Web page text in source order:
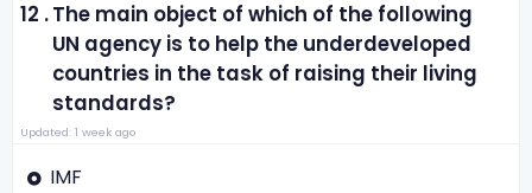
12 .The main object of which of the following
UN agency is to help the underdeveloped
countries in the task of raising their living
standards?
Updated: 1 week ago
IMF